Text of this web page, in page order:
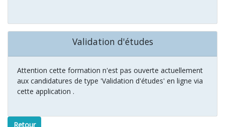
Validation d'études
Attention cette formation n'est pas ouverte actuellement
aux candidatures de type 'Validation d'études' en ligne via
cette application .
Retour